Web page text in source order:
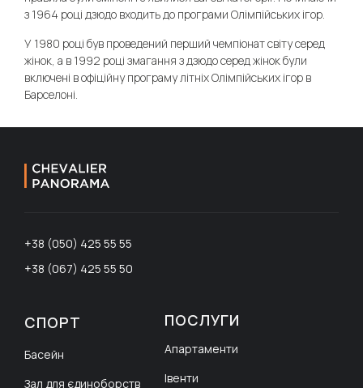
з 1964 році дзюдо входить до програми Олімпійських ігор.
У 1980 році був проведений перший чемпіонат світу серед
жінок, а в 1992 році змагання з дзюдо серед жінок були
включені в офіційну програму літніх Олімпійських ігор в
Барселоні.
+38 (050) 425 55 55
+38 (067) 425 55 50
СПОРТ
Басейн
Зал для єдиноборств
ПОСЛУГИ
Апартаменти
Івенти